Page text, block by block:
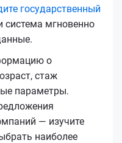
государственный
система мгновенно
о
стаж
параметры.
— изучите
наиболее